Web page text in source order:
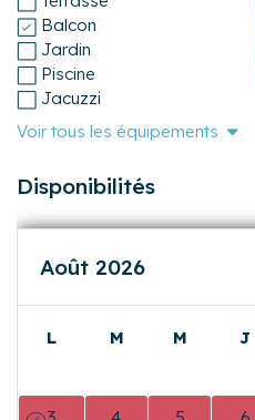
Climatisation
Linge de maison fourni
WiFi
Internet fibre optique
Terrasse
Piscine
Jacuzzi
Voir tous les équipements
Disponibilités
Août 2026